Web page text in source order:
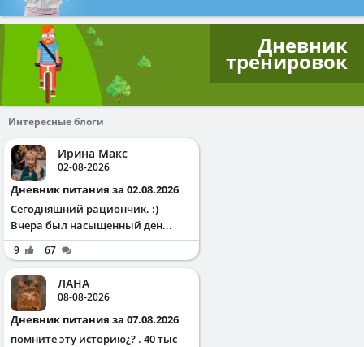
Дневник
тренировок
Интересные блоги
Ирина Макс
02-08-2026
Дневник питания за 02.08.2026
Сегодняшний рациончик. :)
Вчера был насыщенный ден...
9 67
ЛАНА
08-08-2026
Дневник питания за 07.08.2026
помните эту историю¿? . 40 тыс